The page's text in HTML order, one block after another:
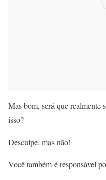
Mas bom, será que realmente
isso?
Desculpe, mas não!
Você também é responsável